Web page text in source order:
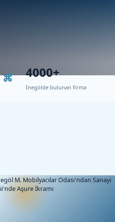
4000+
İnegölde bulunan firma